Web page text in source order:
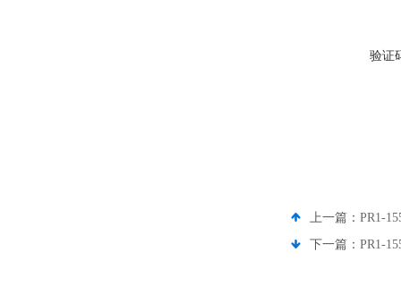
验证
上一篇： PR1-
下一篇： PR1-